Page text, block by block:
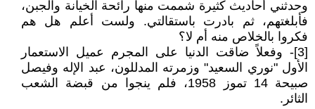
وحدثني أحاديث كثيرة شممت منها رائحة الخيانة والجبن،
فأبلغتهم، ثم بادرت باستقالتي. ولست أعلم هل هم
فكروا بالخلاص منه أم لا؟
[3]- وفعلاً ضاقت الدنيا على المجرم عميل الاستعمار
الأول "نوري السعيد" وزمرته المدللون، عبد الإله وفيصل
صبيحة 14 تموز 1958، فلم ينجوا من قبضة الشعب
الثائر.